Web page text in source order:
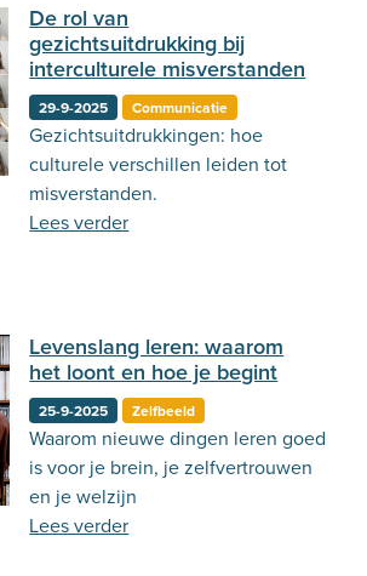
De rol van
gezichtsuitdrukking bij
interculturele misverstanden
29-9-2025 Communicatie
Gezichtsuitdrukkingen: hoe
culturele verschillen leiden tot
misverstanden.
Lees verder
Levenslang leren: waarom
het loont en hoe je begint
25-9-2025 Zelfbeeld
Waarom nieuwe dingen leren goed
is voor je brein, je zelfvertrouwen
en je welzijn
Lees verder